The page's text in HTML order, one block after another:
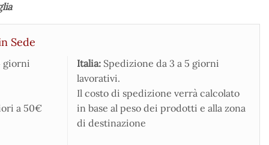
Sede
giorni
a 50€
Italia: Spedizione da 3 a 5 giorni
lavorativi.
Il costo di spedizione verrà calcolato
in base al peso dei prodotti e alla zona
di destinazione